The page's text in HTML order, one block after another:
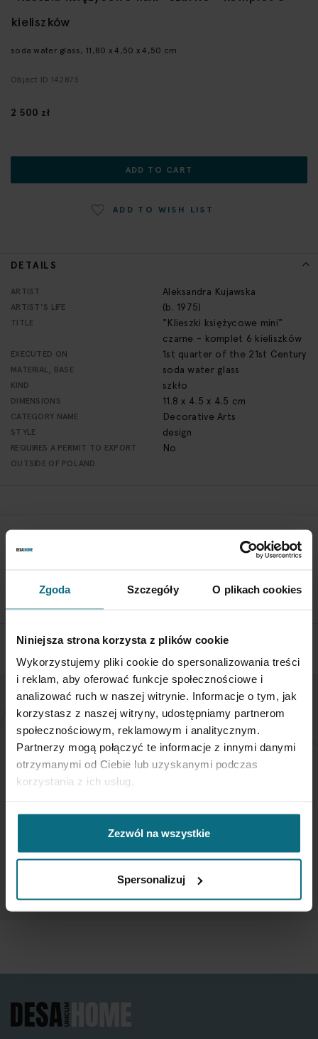
Zgoda Szczegóły O plikach cookies
Niniejsza strona korzysta z plików cookie
Wykorzystujemy pliki cookie do spersonalizowania treści
i reklam, aby oferować funkcje społecznościowe i
analizować ruch w naszej witrynie. Informacje o tym, jak
korzystasz z naszej witryny, udostępniamy partnerom
społecznościowym, reklamowym i analitycznym.
Partnerzy mogą połączyć te informacje z innymi danymi
otrzymanymi od Ciebie lub uzyskanymi podczas
korzystania z ich usług.
Zezwól na wszystkie
Spersonalizuj
beginning
the
gallery
DETAILS
More
Information
ARTIST Aleksandra Kujawska
ARTIST'S LIFE (b. 1975)
TITLE
"Klieszki księżycowe mini"
czarne - komplet 6 kieliszków
EXECUTED ON 1st quarter of the 21st Century
MATERIAL, BASE soda water glass
KIND szkło
DIMENSIONS 11.8 x 4.5 x 4.5 cm
CATEGORY NAME Decorative Arts
STYLE design
REQUIRES A PERMIT TO EXPORT
OUTSIDE OF POLAND
No
If you wish to return a product, please contact Service
soda water glass, 11,80 x 4,50 x 4,50 cm
kieliszków
Object ID 142873
2 500 zł
ADD TO CART
ADD TO WISH LIST
NEWSLETTER
If you want to be up to date, sign up to receive our
newsletter enter your email below.
Sign
Our